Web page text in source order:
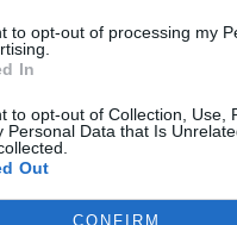
to opt-out of processing my
In
to opt-out of Collection, Use,
Personal Data that Is
Out
CONFIRM